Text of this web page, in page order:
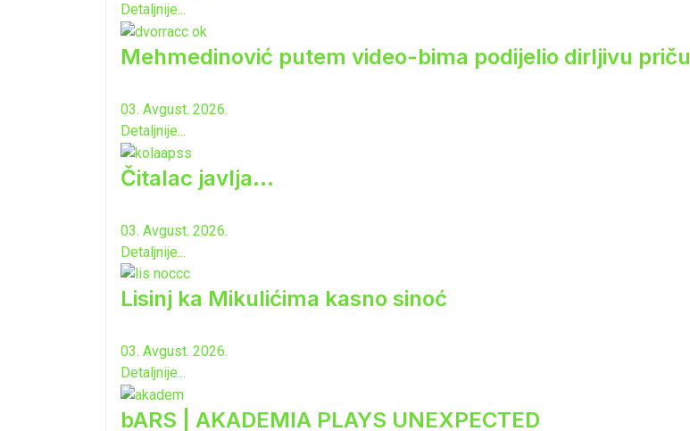
Detaljnije...
Mehmedinović putem video-bima podijelio dirljivu priču
03. Avgust. 2026.
Detaljnije...
Čitalac javlja...
03. Avgust. 2026.
Detaljnije...
Lisinj ka Mikulićima kasno sinoć
03. Avgust. 2026.
Detaljnije...
bARS | AKADEMIA PLAYS UNEXPECTED